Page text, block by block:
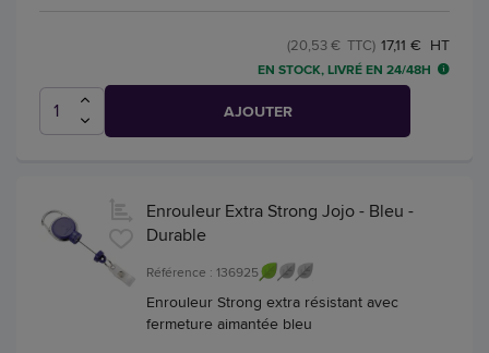
17,11 € HT
(20,53 € TTC)
EN STOCK, LIVRÉ EN 24/48H
AJOUTER
Enrouleur Extra Strong Jojo - Bleu -
Durable
Référence : 136925
Enrouleur Strong extra résistant avec
fermeture aimantée bleu